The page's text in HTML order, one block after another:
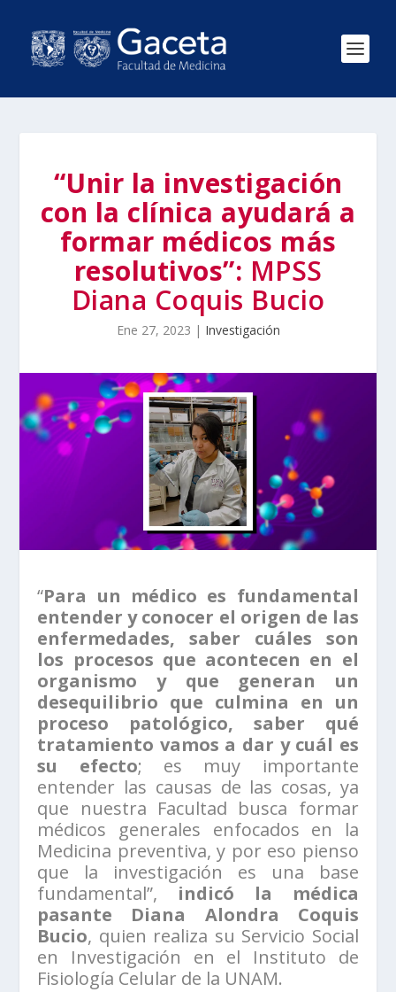
“Unir la investigación
con la clínica ayudará a
formar médicos más
resolutivos”: MPSS
Diana Coquis Bucio
Ene 27, 2023 | Investigación
“Para un médico es fundamental
entender y conocer el origen de las
enfermedades, saber cuáles son
los procesos que acontecen en el
organismo y que generan un
desequilibrio que culmina en un
proceso patológico, saber qué
tratamiento vamos a dar y cuál es
su efecto; es muy importante
entender las causas de las cosas, ya
que nuestra Facultad busca formar
médicos generales enfocados en la
Medicina preventiva, y por eso pienso
que la investigación es una base
fundamental”, indicó la médica
pasante Diana Alondra Coquis
Bucio, quien realiza su Servicio Social
en Investigación en el Instituto de
Fisiología Celular de la UNAM.